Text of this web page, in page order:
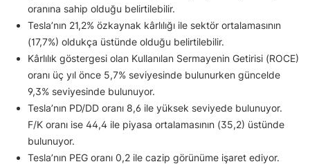
oranına sahip olduğu belirtilebilir.
Tesla’nın 21,2% özkaynak kârlılığı ile sektör ortalamasının
(17,7%) oldukça üstünde olduğu belirtilebilir.
Kârlılık göstergesi olan Kullanılan Sermayenin Getirisi (ROCE)
oranı üç yıl önce 5,7% seviyesinde bulunurken güncelde
9,3% seviyesinde bulunuyor.
Tesla’nın PD/DD oranı 8,6 ile yüksek seviyede bulunuyor.
F/K oranı ise 44,4 ile piyasa ortalamasının (35,2) üstünde
bulunuyor.
Tesla’nın PEG oranı 0,2 ile cazip görünüme işaret ediyor.